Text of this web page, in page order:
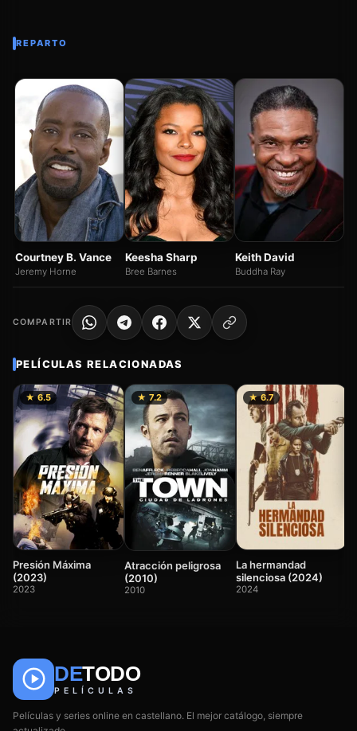
REPARTO
Courtney B. Vance
Jeremy Horne
Keesha Sharp
Bree Barnes
Keith David
Buddha Ray
COMPARTIR
PELÍCULAS RELACIONADAS
★ 6.5
Presión Máxima
(2023)
2023
★ 7.2
Atracción peligrosa
(2010)
2010
★ 6.7
La hermandad
silenciosa (2024)
2024
DETODO
PELÍCULAS
Películas y series online en castellano. El mejor catálogo, siempre
🎬
Películas